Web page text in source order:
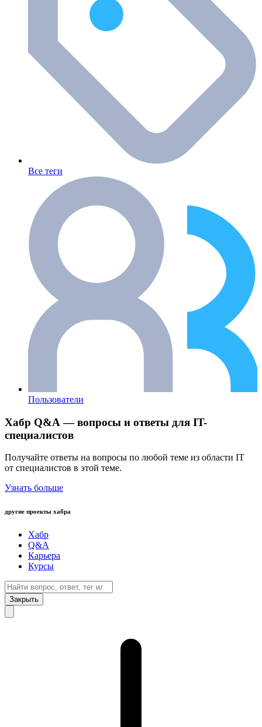
Все теги
Пользователи
Хабр Q&A — вопросы и ответы для IT-
специалистов
Получайте ответы на вопросы по любой теме из области IT
от специалистов в этой теме.
Узнать больше
другие проекты хабра
Хабр
Q&A
Карьера
Курсы
Закрыть